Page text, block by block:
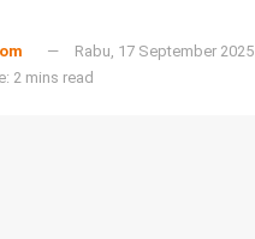
Rabu, 17 September 2025
2 mins read